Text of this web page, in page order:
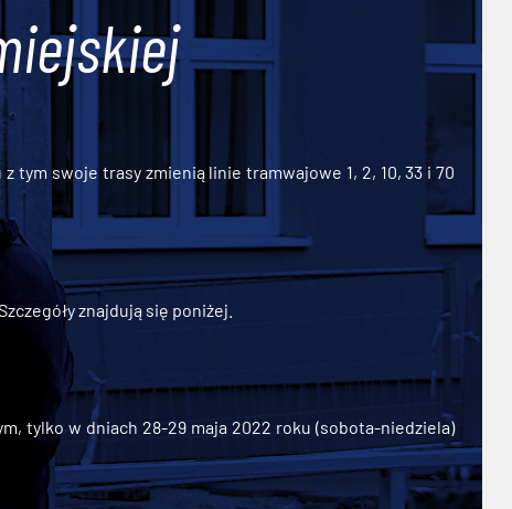
tym swoje trasy zmienią linie tramwajowe 1, 2, 10, 33 i 70
znajdują się poniżej.
tylko w dniach 28-29 maja 2022 roku (sobota-niedziela)